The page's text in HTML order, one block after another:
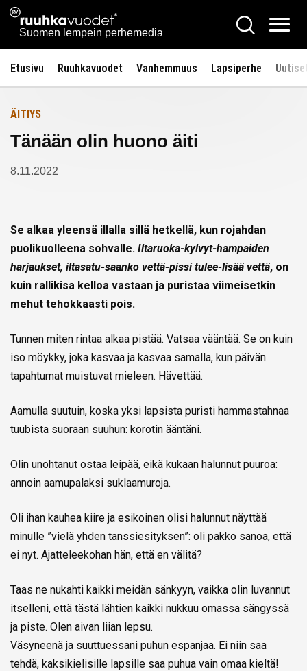
Siirry
sisältöön
Ruuhkavuodet.fi
Suomen lempein perhemedia
Hae
Etusivu Ruuhkavuodet Vanhemmuus Lapsiperhe
Etusivulle
ÄITIYS
Tänään olin huono äiti
8.11.2022
Se alkaa yleensä illalla sillä hetkellä, kun rojahdan
puolikuolleena sohvalle. Iltaruoka-kylvyt-hampaiden
harjaukset, iltasatu-saanko vettä-pissi tulee-lisää vettä, on
kuin rallikisa kelloa vastaan ja puristaa viimeisetkin
mehut tehokkaasti pois.
Tunnen miten rintaa alkaa pistää. Vatsaa vääntää. Se on kuin
iso möykky, joka kasvaa ja kasvaa samalla, kun päivän
tapahtumat muistuvat mieleen. Hävettää.
Aamulla suutuin, koska yksi lapsista puristi hammastahnaa
tuubista suoraan suuhun: korotin ääntäni.
Olin unohtanut ostaa leipää, eikä kukaan halunnut puuroa:
annoin aamupalaksi suklaamuroja.
Oli ihan kauhea kiire ja esikoinen olisi halunnut näyttää
minulle ”vielä yhden tanssiesityksen”: oli pakko sanoa, että
ei nyt. Ajatteleekohan hän, että en välitä?
Taas ne nukahti kaikki meidän sänkyyn, vaikka olin luvannut
itselleni, että tästä lähtien kaikki nukkuu omassa sängyssä
ja piste. Olen aivan liian lepsu.
Väsyneenä ja suuttuessani puhun espanjaa. Ei niin saa
tehdä, kaksikielisille lapsille saa puhua vain omaa kieltä!